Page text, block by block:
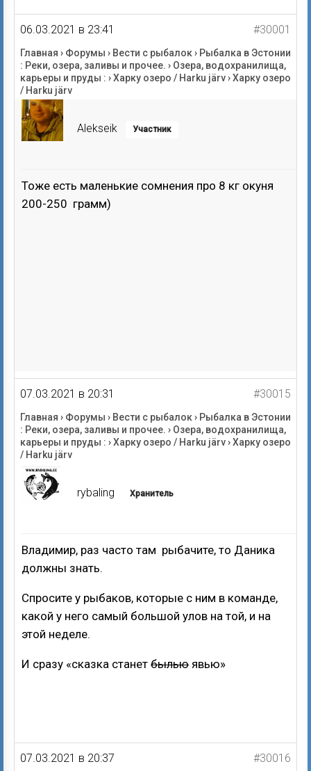
06.03.2021 в 23:41 #30001
Главная › Форумы › Вести с рыбалок› Рыбалка в Эстонии
: Реки, озера, заливы и прочее. › Озера, водохранилища,
карьеры и пруды : ›Харку озеро / Harku järv›Харку озеро
/ Harku järv
Alekseik Участник
Тоже есть маленькие сомнения про 8 кг окуня
200-250 грамм)
07.03.2021 в 20:31 #30015
Главная › Форумы › Вести с рыбалок› Рыбалка в Эстонии
: Реки, озера, заливы и прочее. › Озера, водохранилища,
карьеры и пруды : ›Харку озеро / Harku järv›Харку озеро
/ Harku järv
rybaling Хранитель
Владимир, раз часто там рыбачите, то Даника
должны знать.
Спросите у рыбаков, которые с ним в команде,
какой у него самый большой улов на той, и на
этой неделе.
И сразу «сказка станет былью явью»
07.03.2021 в 20:37 #30016